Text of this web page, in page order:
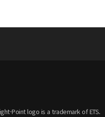
Point logo is a trademark of ETS.